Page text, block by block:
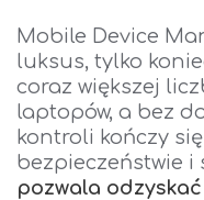
Mobile Device
luksus, tylko
coraz większej
laptopów, a bez
kontroli kończy
bezpieczeństwie i
pozwala